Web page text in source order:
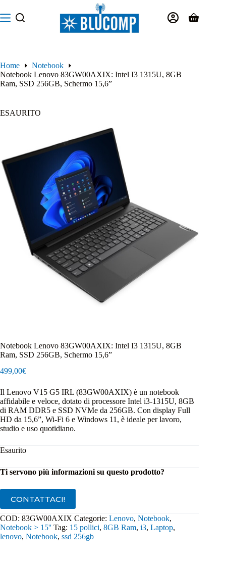
al
contenuto
Carrello
Home
Notebook
Notebook Lenovo 83GW00AXIX: Intel I3 1315U, 8GB
Ram, SSD 256GB, Schermo 15,6”
ESAURITO
Notebook Lenovo 83GW00AXIX: Intel I3 1315U, 8GB
Ram, SSD 256GB, Schermo 15,6”
499,00€
Il Lenovo V15 G5 IRL (83GW00AXIX) è un notebook
affidabile e veloce, dotato di processore Intel i3‑1315U, 8GB
di RAM DDR5 e SSD NVMe da 256GB. Con display Full
HD da 15,6”, Wi‑Fi 6 e Windows 11, è ideale per lavoro,
studio e uso quotidiano.
Esaurito
Ti servono più informazioni su questo prodotto?
CONTATTACI!
COD: 83GW00AXIX Categorie: Lenovo, Notebook,
Notebook > 15'' Tag: 15 pollici, 8GB Ram, i3, Laptop,
lenovo, Notebook, ssd 256gb